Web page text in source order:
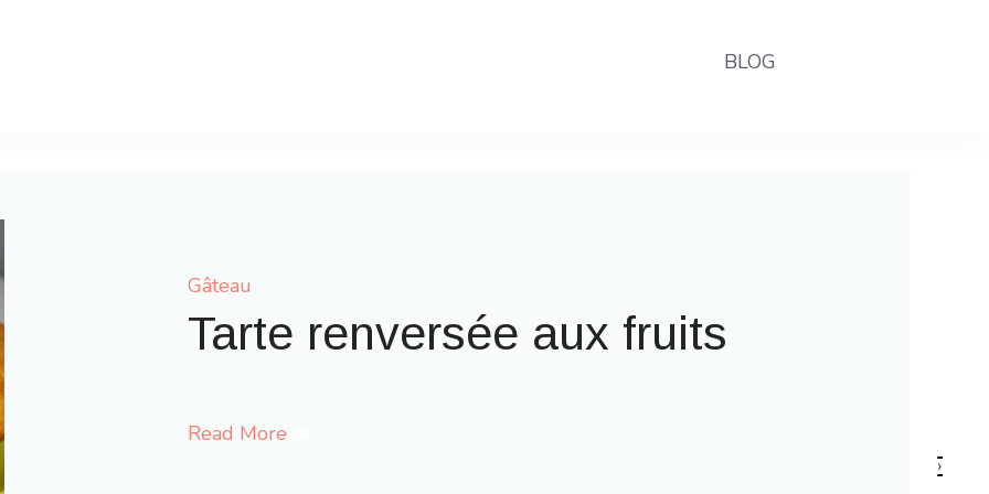
BLOG
Gâteau
Gaufres comme à la fête foraine
Read More
›